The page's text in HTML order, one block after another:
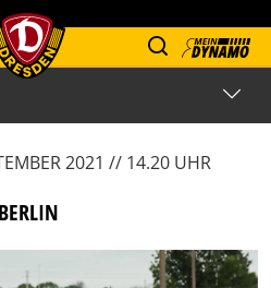
2021 // 14.20 UHR